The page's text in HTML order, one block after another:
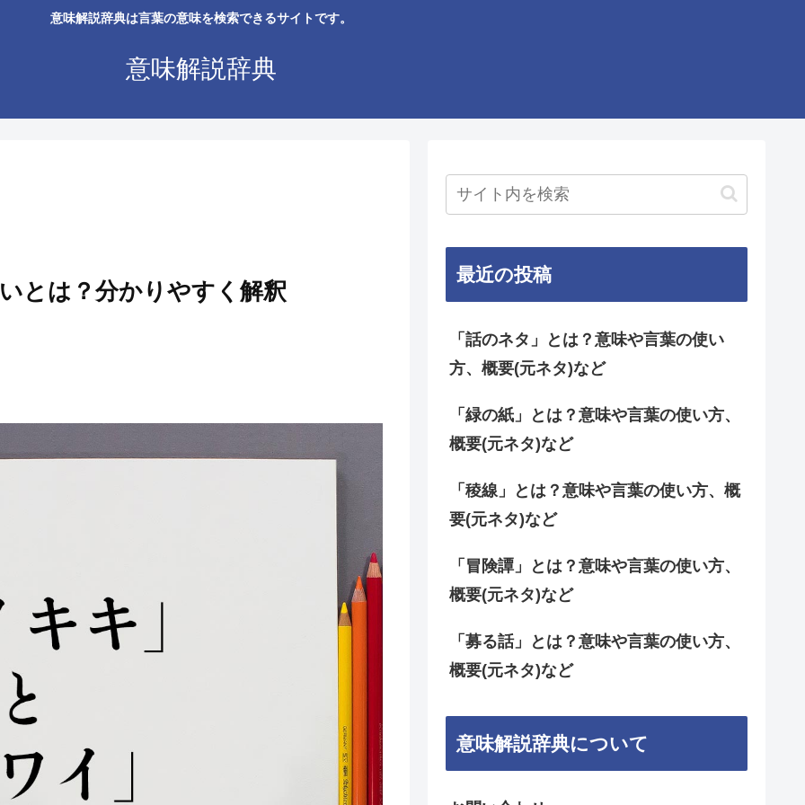
意味解説辞典は言葉の意味を検索できるサイトです。
意味解説辞典
とは？分かりやすく解釈
最近の投稿
「話のネタ」とは？意味や言葉の使い
方、概要(元ネタ)など
「緑の紙」とは？意味や言葉の使い方、
概要(元ネタ)など
「稜線」とは？意味や言葉の使い方、概
要(元ネタ)など
「冒険譚」とは？意味や言葉の使い方、
概要(元ネタ)など
「募る話」とは？意味や言葉の使い方、
概要(元ネタ)など
意味解説辞典について